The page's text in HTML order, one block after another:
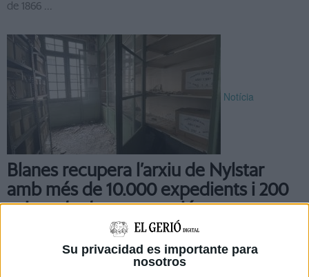
Su privacidad es importante para
nosotros
de 1866 ...
Notícia
Blanes recupera l’arxiu de Nylstar
amb més de 10.000 expedients i 200
caixes de documentació
Blanes (Selva) està recuperant l’arxiu de Nylstar a través de la
documentació cedida per l’empresa. Es tracta de més de
10.000 expedients i 200 caixes de documents ...